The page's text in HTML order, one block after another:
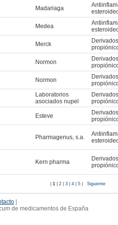
Madariaga
Medea
Merck
Normon
Normon
Laboratorios
asociados nupel
Esteve
Pharmagenus, s.a.
Kern pharma
1 2 3 4 5 Siguiente
|
de medicamentos de España